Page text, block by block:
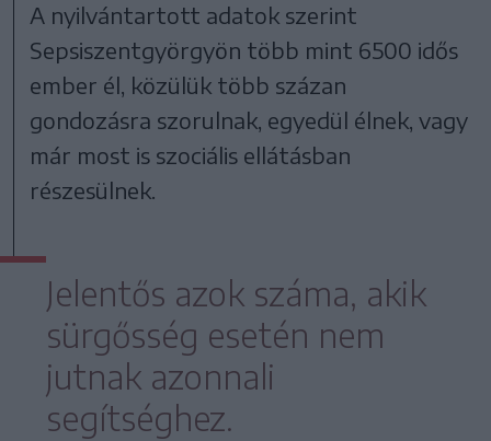
A nyilvántartott adatok szerint
Sepsiszentgyörgyön több mint 6500 idős
ember él, közülük több százan
gondozásra szorulnak, egyedül élnek, vagy
már most is szociális ellátásban
részesülnek.
Jelentős azok száma, akik
sürgősség esetén nem
jutnak azonnali
segítséghez.